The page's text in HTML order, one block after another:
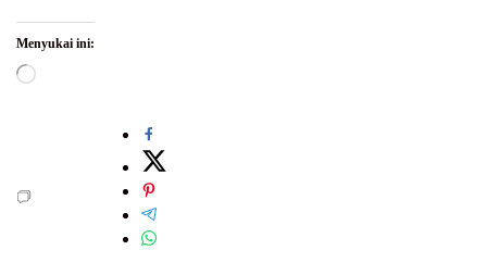
Menyukai ini:
Memuat...